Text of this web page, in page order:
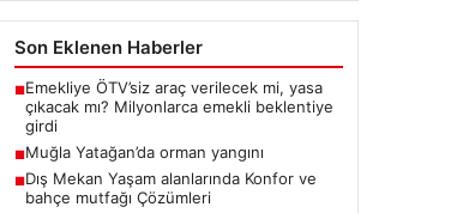
Son Eklenen Haberler
■Emekliye ÖTV’siz araç verilecek mi, yasa
çıkacak mı? Milyonlarca emekli beklentiye
girdi
■Muğla Yatağan’da orman yangını
■Dış Mekan Yaşam alanlarında Konfor ve
bahçe mutfağı Çözümleri